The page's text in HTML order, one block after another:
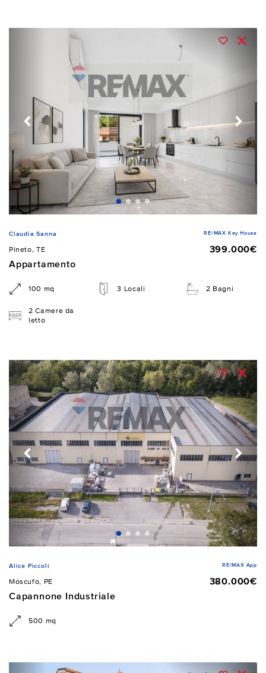
Claudia Sanna RE/MAX Key House
Pineto, TE
399.000€
Appartamento
100 mq 3 Locali 2 Bagni
2 Camere da
letto
Alice Piccoli RE/MAX App
Moscufo, PE
380.000€
Capannone Industriale
500 mq